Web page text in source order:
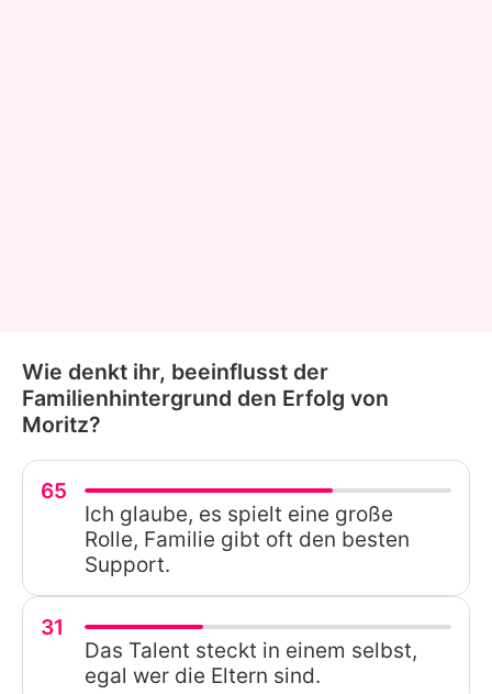
Wie denkt ihr, beeinflusst der
Familienhintergrund den Erfolg von
Moritz?
65
Ich glaube, es spielt eine große
Rolle, Familie gibt oft den besten
Support.
31
Das Talent steckt in einem selbst,
egal wer die Eltern sind.